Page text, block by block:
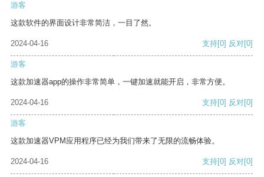
游客
这款软件的界面设计非常简洁，一目了然。
2024-04-16 支持[0] 反对[0]
游客
这款加速器app的操作非常简单，一键加速就能开启，非常方便。
2024-04-16 支持[0] 反对[0]
游客
这款加速器VPM应用程序已经为我们带来了无限的流畅体验。
2024-04-16 支持[0] 反对[0]